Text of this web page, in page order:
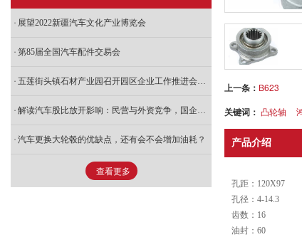
上一条： B623
关键词： 凸轮轴
产品介绍
孔距：120X97
孔径：4-14.3
齿数：16
油封：60
展望2022新疆汽车文化产业博览会
第85届全国汽车配件交易会
五莲街头镇石材产业园召开园区企业工作推进会，推动石材产业绿色发展
解读汽车股比放开影响：民营与外资竞争，国企人才流失加速
汽车更换大轮毂的优缺点，还有会不会增加油耗？
查看更多